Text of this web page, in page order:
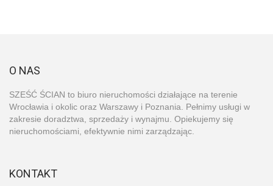
O NAS
SZEŚĆ ŚCIAN to biuro nieruchomości działające na terenie
Wrocławia i okolic oraz Warszawy i Poznania. Pełnimy usługi w
zakresie doradztwa, sprzedaży i wynajmu. Opiekujemy się
nieruchomościami, efektywnie nimi zarządzając.
KONTAKT